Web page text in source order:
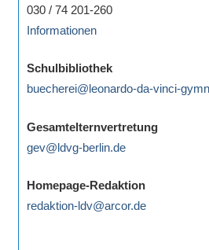
030 / 74 201-260
Informationen
Schulbibliothek
buecherei@leonardo-da-vinci-
Gesamtelternvertretung
gev@ldvg-berlin.de
Homepage-Redaktion
redaktion-ldv@arcor.de